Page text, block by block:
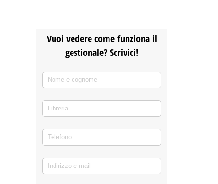
Vuoi vedere come funziona il
gestionale? Scrivici!
Nome e cognome
Libreria
Telefono
Indirizzo e-mail(richiesto)